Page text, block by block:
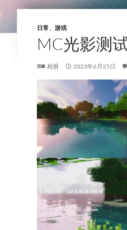
日常、 游戏
MC光影测
相册 2023年6月25日